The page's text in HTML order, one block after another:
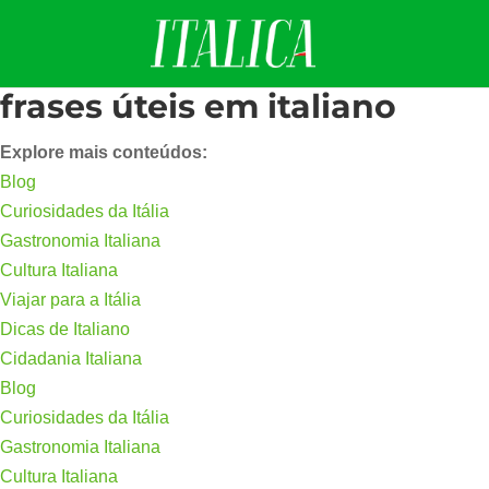
frases úteis em italiano
Explore mais conteúdos:
Blog
Curiosidades da Itália
Gastronomia Italiana
Cultura Italiana
Viajar para a Itália
Dicas de Italiano
Cidadania Italiana
Blog
Curiosidades da Itália
Gastronomia Italiana
Cultura Italiana